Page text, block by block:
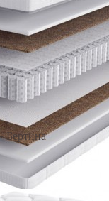
Бертина